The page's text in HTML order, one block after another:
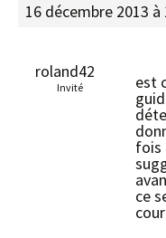
16 décembre 2013 à
roland42
Invité est
fois
ce